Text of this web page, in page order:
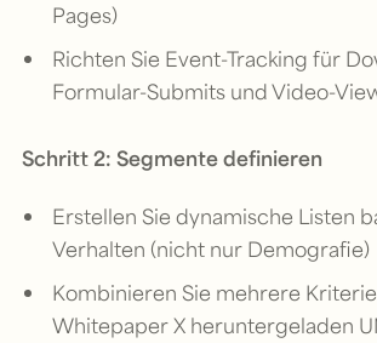
Pages)
Richten Sie Event-Tracking für
Formular-Submits und Video-
Schritt 2: Segmente definieren
Erstellen Sie dynamische Listen
Verhalten (nicht nur Demografie)
Kombinieren Sie mehrere
Whitepaper X heruntergeladen